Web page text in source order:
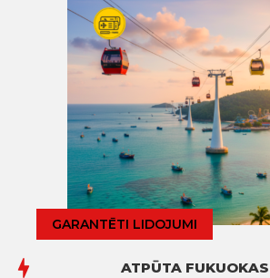
GARANTĒTI LIDOJUMI
ATPŪTA